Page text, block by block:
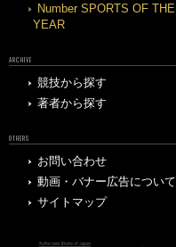
Number SPORTS OF THE
YEAR
ARCHIVE
競技から探す
著者から探す
OTHERS
お問い合わせ
動画・バナー広告について
サイトマップ